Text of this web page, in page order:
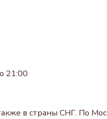
21:00
в страны СНГ. По